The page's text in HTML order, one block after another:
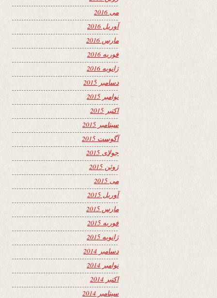
می 2016
آوریل 2016
مارس 2016
فوریه 2016
ژانویه 2016
دسامبر 2015
نوامبر 2015
اکتبر 2015
سپتامبر 2015
آگوست 2015
جولای 2015
ژوئن 2015
می 2015
آوریل 2015
مارس 2015
فوریه 2015
ژانویه 2015
دسامبر 2014
نوامبر 2014
اکتبر 2014
سپتامبر 2014